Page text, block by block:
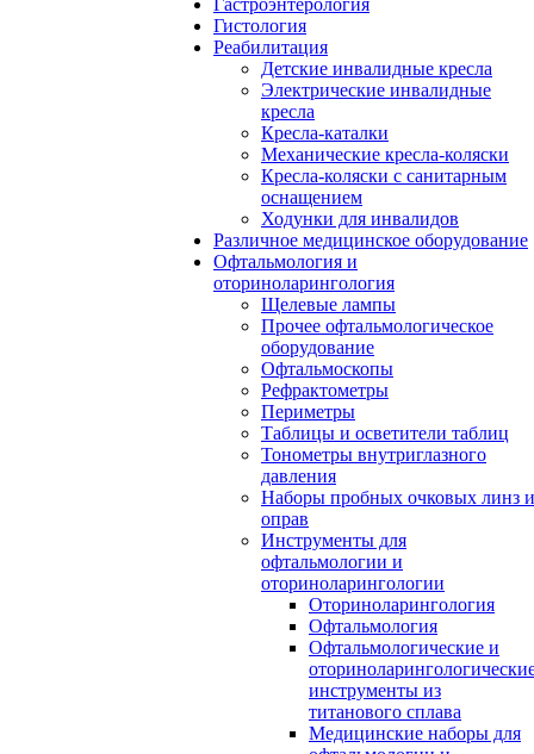
Гастроэнтерология
Гистология
Реабилитация
Детские инвалидные кресла
Электрические инвалидные
кресла
Кресла-каталки
Механические кресла-коляски
Кресла-коляски с санитарным
оснащением
Ходунки для инвалидов
Различное медицинское оборудование
Офтальмология и
оториноларингология
Щелевые лампы
Прочее офтальмологическое
оборудование
Офтальмоскопы
Рефрактометры
Периметры
Таблицы и осветители таблиц
Тонометры внутриглазного
давления
Наборы пробных очковых линз и
оправ
Инструменты для
офтальмологии и
оториноларингологии
Оториноларингология
Офтальмология
Офтальмологические и
инструменты из
титанового сплава
Медицинские наборы для